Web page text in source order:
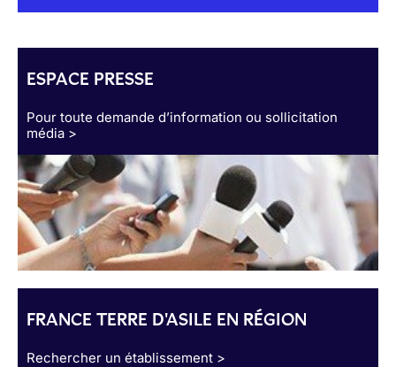
ESPACE PRESSE
Pour toute demande d’information ou sollicitation
média >
FRANCE TERRE D'ASILE EN RÉGION
Rechercher un établissement >